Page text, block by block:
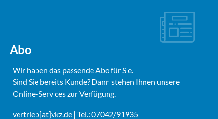
Abo
Wir haben das passende Abo für Sie.
Sind Sie bereits Kunde? Dann stehen Ihnen unsere
Online-Services zur Verfügung.
vertrieb[at]vkz.de | Tel.: 07042/91935